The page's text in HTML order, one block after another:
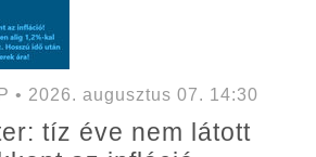
• 2026. augusztus 07. 14:30
tíz éve nem látott